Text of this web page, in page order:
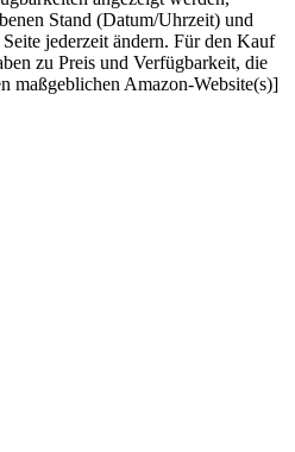
Stand (Datum/Uhrzeit) und
jederzeit ändern. Für den Kauf
zu Preis und Verfügbarkeit, die
maßgeblichen Amazon-Website(s)]